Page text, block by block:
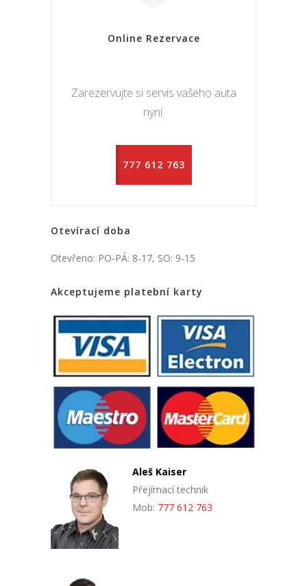
Online Rezervace
Zarezervujte si servis vašeho auta
nyní.
777 612 763
Otevírací doba
Otevřeno: PO-PÁ: 8-17, SO: 9-15
Akceptujeme platební karty
Aleš Kaiser
Přejímací technik
Mob: 777 612 763